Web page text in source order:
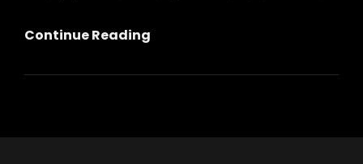
Continue Reading
出